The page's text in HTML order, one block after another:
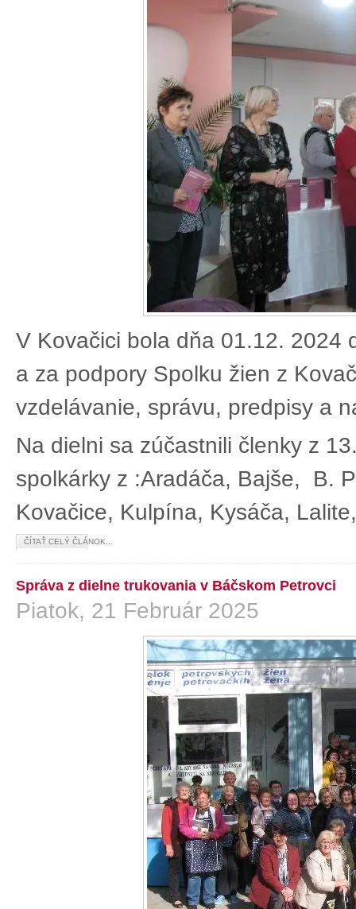
V Kovačici bola dňa 01.12. 2024
a za podpory Spolku žien z
vzdelávanie, správu, predpisy a
Na dielni sa zúčastnili členky z
spolkárky z :Aradáča, Bajše, B.
Kovačice, Kulpína, Kysáča,
ČÍTAŤ CELÝ ČLÁNOK...
Správa z dielne trukovania v Báčskom Petrovci
Piatok, 21 Február 2025